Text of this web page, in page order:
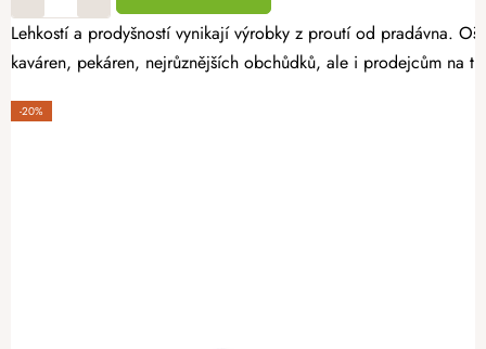
Lehkostí a prodyšností vynikají výrobky z proutí od pradávna.
kaváren, pekáren, nejrůznějších obchůdků, ale i prodejcům na
-20%